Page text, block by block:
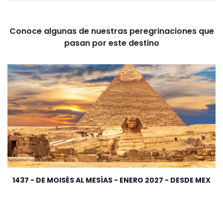
Conoce algunas de nuestras peregrinaciones que
pasan por este destino
1437 - DE MOISÉS AL MESÍAS - ENERO 2027 - DESDE MEX